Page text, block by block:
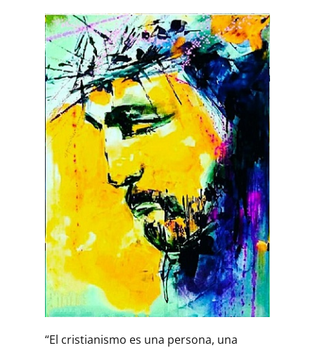
“El cristianismo es una persona, una